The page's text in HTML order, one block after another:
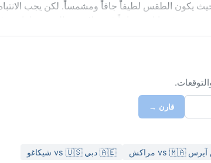
يكون الطقس لطيفاً جافاً ومشمساً. لكن يجب
الحادة بين الفيضان والجفاف تظل سمة بارزة لهذه
قارن →
🇦🇪 دبي vs 🇺🇸 شيكاغو